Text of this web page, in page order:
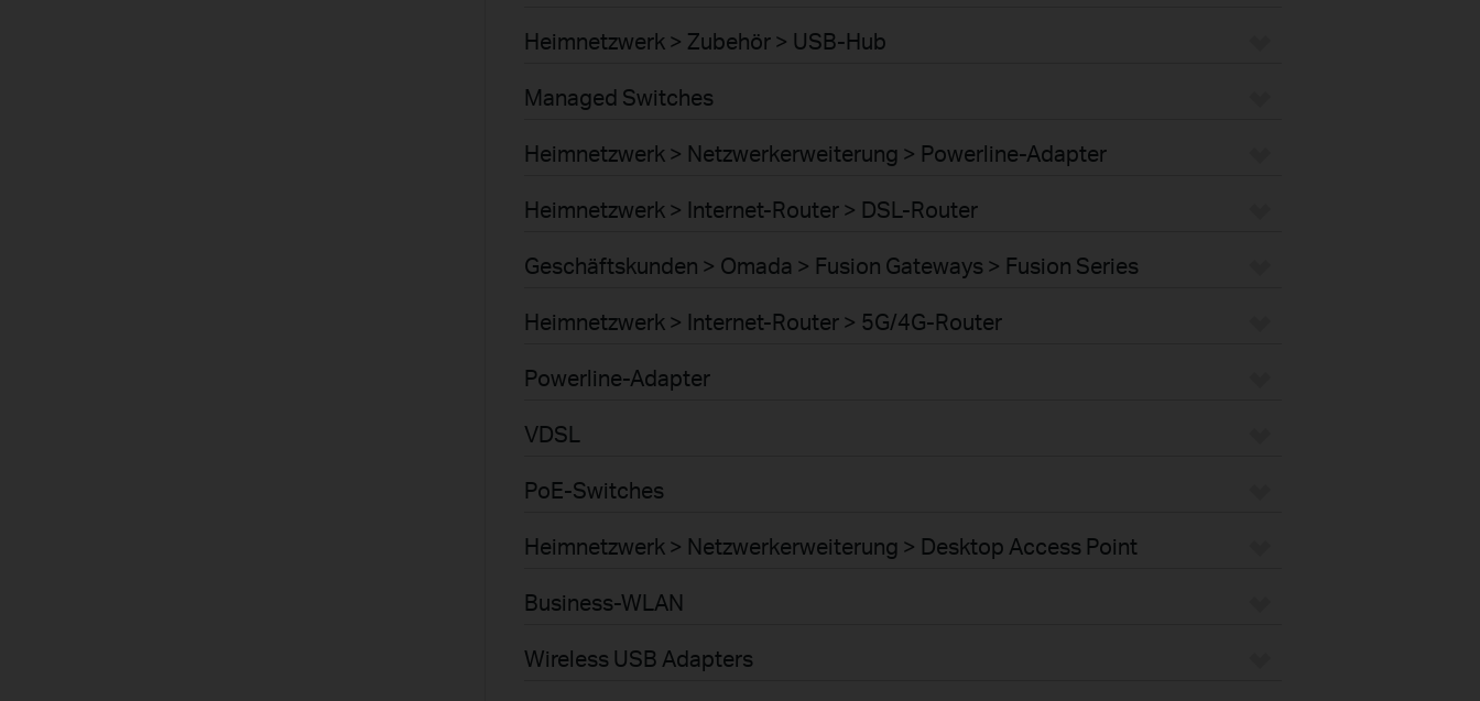
Heimnetzwerk > Zubehör > USB-Hub
Managed Switches
Heimnetzwerk > Netzwerkerweiterung > Powerline-Adapter
Heimnetzwerk > Internet-Router > DSL-Router
Geschäftskunden > Omada > Fusion Gateways > Fusion Series
Heimnetzwerk > Internet-Router > 5G/4G-Router
Powerline-Adapter
VDSL
PoE-Switches
Heimnetzwerk > Netzwerkerweiterung > Desktop Access Point
Business-WLAN
Wireless USB Adapters